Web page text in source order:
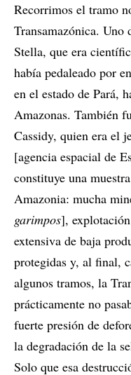
Recorrimos el tramo
Transamazónica. Uno
Stella, que era
había pedaleado por
en el estado de Pará,
Amazonas. También
Cassidy, quien era el
[agencia espacial de
constituye una
Amazonia: mucha
garimpos],
extensiva de baja
protegidas y, al final,
algunos tramos, la
prácticamente no
fuerte presión de
la degradación de la
Solo que esa